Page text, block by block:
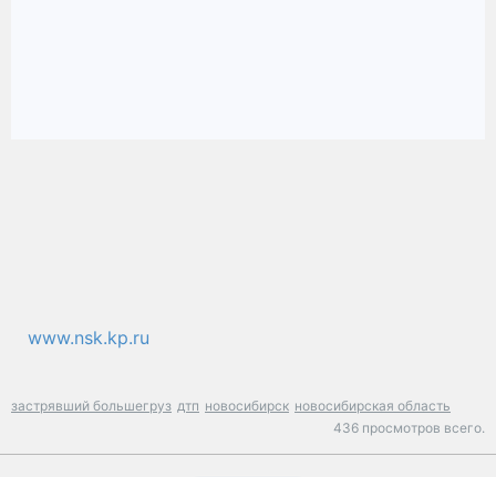
www.nsk.kp.ru
застрявший большегруз дтп новосибирск новосибирская область
436 просмотров всего.